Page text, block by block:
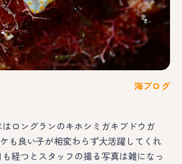
海ブログ
はロングランのキホシミガキブドウガ
も良い子が相変わらず大活躍してくれ
経つとスタッフの撮る写真は雑になっ